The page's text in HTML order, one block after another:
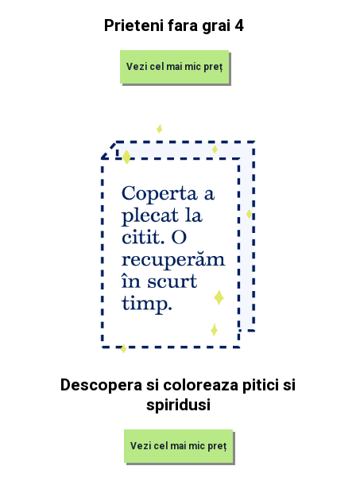
Prieteni fara grai 4
Vezi cel mai mic preț
Descopera si coloreaza pitici si
spiridusi
Vezi cel mai mic preț